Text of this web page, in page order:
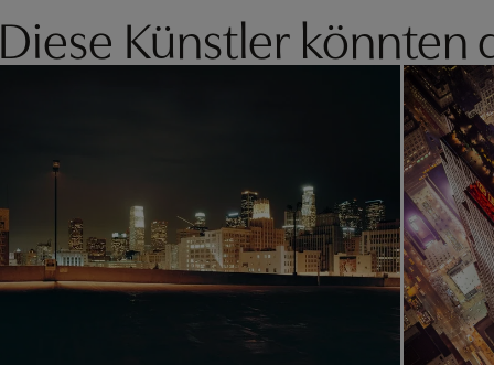
Diese Künstler könnten